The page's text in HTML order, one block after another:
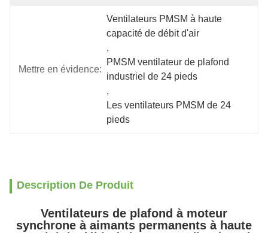
Mettre en évidence:
Ventilateurs PMSM à haute
capacité de débit d'air
,
PMSM ventilateur de plafond
industriel de 24 pieds
,
Les ventilateurs PMSM de 24
pieds
Description De Produit
Ventilateurs de plafond à moteur
synchrone à aimants permanents à haute